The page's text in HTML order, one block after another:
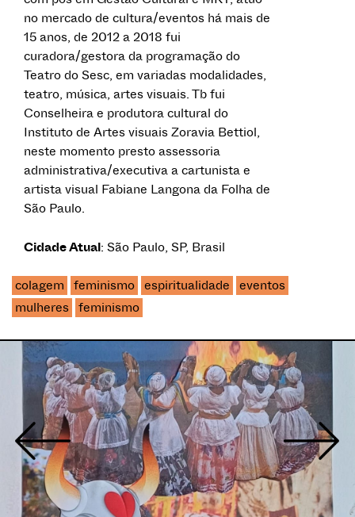
no mercado de cultura/eventos há mais de
15 anos, de 2012 a 2018 fui
curadora/gestora da programação do
Teatro do Sesc, em variadas modalidades,
teatro, música, artes visuais. Tb fui
Conselheira e produtora cultural do
Instituto de Artes visuais Zoravia Bettiol,
neste momento presto assessoria
administrativa/executiva a cartunista e
artista visual Fabiane Langona da Folha de
São Paulo.
Cidade Atual: São Paulo, SP, Brasil
colagem feminismo espiritualidade
eventos
mulheres feminismo